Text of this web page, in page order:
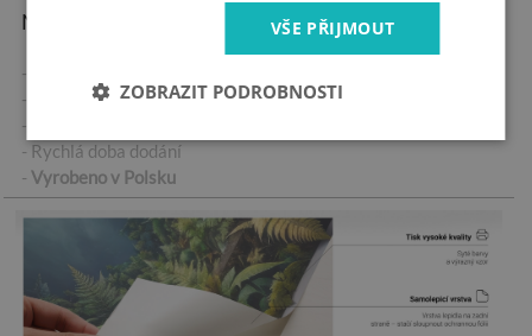
Nejdůležitější vlastnosti produktu:
- Vysoce kvalitní samolepicí nálepka
- Žádné vzduchové bubliny při správné aplikaci
- Tovární záruka
- Rychlá doba dodání
- Vyrobeno v Polsku
VŠE PŘIJMOUT
ZOBRAZIT PODROBNOSTI